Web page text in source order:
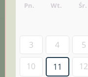
Pn. Wt. Śr.
3
4 5
10
11 12